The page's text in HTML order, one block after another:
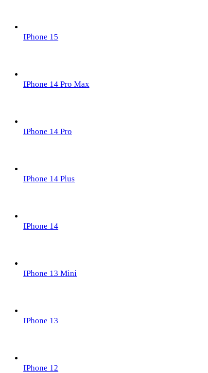
IPhone 15
IPhone 14 Pro Max
IPhone 14 Pro
IPhone 14 Plus
IPhone 14
IPhone 13 Mini
IPhone 13
IPhone 12